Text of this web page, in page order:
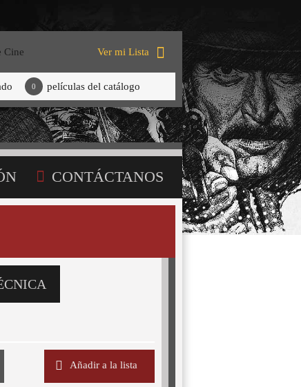
Cine Ver mi Lista
0 películas del catálogo
CONTÁCTANOS
Añadir a la lista